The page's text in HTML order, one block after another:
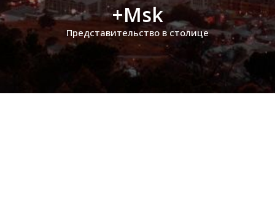
+Msk
Представительство в столице